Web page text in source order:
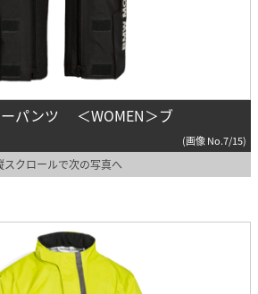
ーパンツ ＜WOMEN＞ブ
(画像 No.7/15)
スクロールで次の写真へ